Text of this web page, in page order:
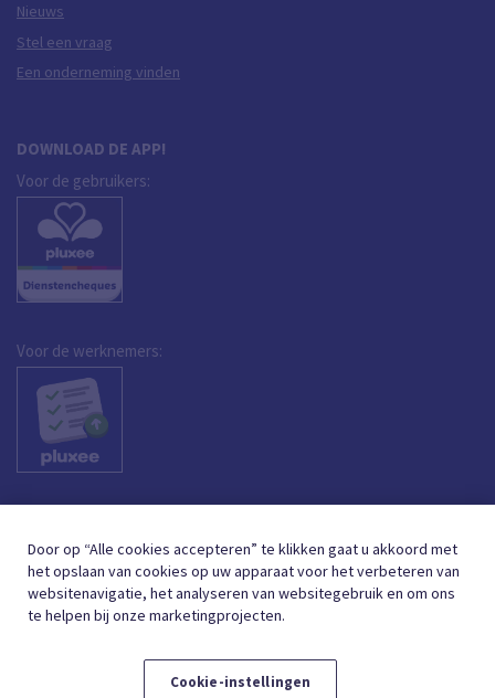
Nieuws
Stel een vraag
Een onderneming vinden
DOWNLOAD DE APP!
Voor de gebruikers:
Voor de werknemers:
Door op “Alle cookies accepteren” te klikken gaat u akkoord met
het opslaan van cookies op uw apparaat voor het verbeteren van
websitenavigatie, het analyseren van websitegebruik en om ons
te helpen bij onze marketingprojecten.
Cookie-instellingen